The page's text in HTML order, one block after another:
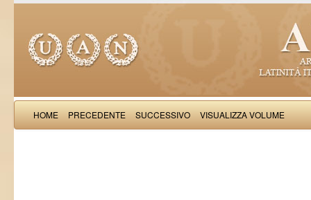
HOME PRECEDENTE SUCCESSIVO VISUALIZZA VOLUME